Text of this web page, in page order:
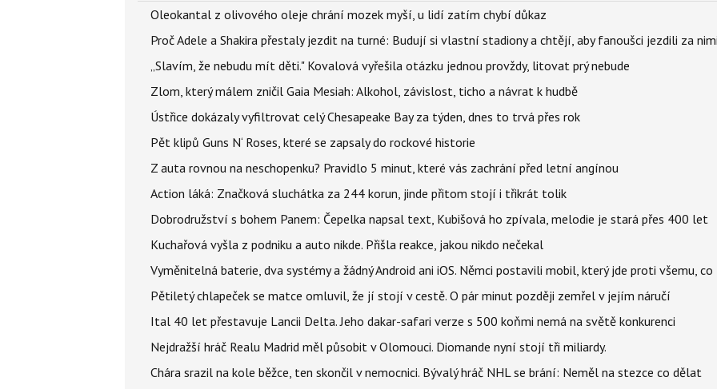
Oleokantal z olivového oleje chrání mozek myší, u lidí zatím chybí důkaz
Proč Adele a Shakira přestaly jezdit na turné: Budují si vlastní stadiony a chtějí, aby fanoušci jezdili za
„Slavím, že nebudu mít děti." Kovalová vyřešila otázku jednou provždy, litovat prý nebude
Zlom, který málem zničil Gaia Mesiah: Alkohol, závislost, ticho a návrat k hudbě
Ústřice dokázaly vyfiltrovat celý Chesapeake Bay za týden, dnes to trvá přes rok
Pět klipů Guns N‘ Roses, které se zapsaly do rockové historie
Z auta rovnou na neschopenku? Pravidlo 5 minut, které vás zachrání před letní angínou
Action láká: Značková sluchátka za 244 korun, jinde přitom stojí i třikrát tolik
Dobrodružství s bohem Panem: Čepelka napsal text, Kubišová ho zpívala, melodie je stará přes 400 let
Kuchařová vyšla z podniku a auto nikde. Přišla reakce, jakou nikdo nečekal
Vyměnitelná baterie, dva systémy a žádný Android ani iOS. Němci postavili mobil, který jde proti všemu,
Pětiletý chlapeček se matce omluvil, že jí stojí v cestě. O pár minut později zemřel v jejím náručí
Ital 40 let přestavuje Lancii Delta. Jeho dakar-safari verze s 500 koňmi nemá na světě konkurenci
Nejdražší hráč Realu Madrid měl působit v Olomouci. Diomande nyní stojí tři miliardy.
Chára srazil na kole běžce, ten skončil v nemocnici. Bývalý hráč NHL se brání: Neměl na stezce co dělat